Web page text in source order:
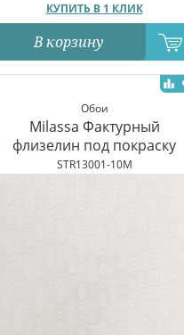
КУПИТЬ В 1 КЛИК
В корзину
Обои
Milassa Фактурный
флизелин под покраску
STR13001-10M